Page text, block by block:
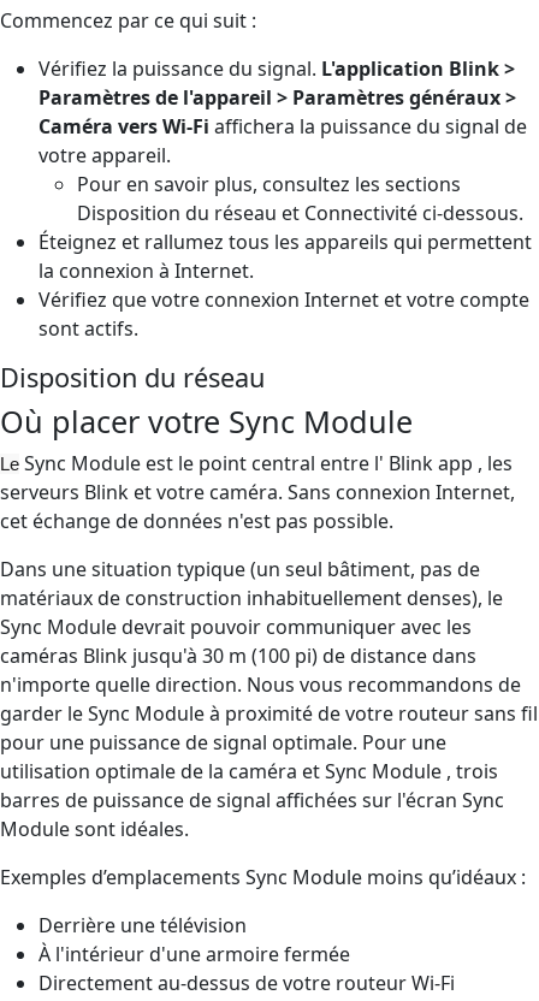
Commencez par ce qui suit :
Vérifiez la puissance du signal. L'application Blink >
Paramètres de l'appareil > Paramètres généraux >
Caméra vers Wi-Fi affichera la puissance du signal de
votre appareil.
Pour en savoir plus, consultez les sections
Disposition du réseau et Connectivité ci-dessous.
Éteignez et rallumez tous les appareils qui permettent
la connexion à Internet.
Vérifiez que votre connexion Internet et votre compte
sont actifs.
Disposition du réseau
Où placer votre Sync Module
Le Sync Module est le point central entre l' Blink app , les
serveurs Blink et votre caméra. Sans connexion Internet,
cet échange de données n'est pas possible.
Dans une situation typique (un seul bâtiment, pas de
matériaux de construction inhabituellement denses), le
Sync Module devrait pouvoir communiquer avec les
caméras Blink jusqu'à 30 m (100 pi) de distance dans
n'importe quelle direction. Nous vous recommandons de
garder le Sync Module à proximité de votre routeur sans fil
pour une puissance de signal optimale. Pour une
utilisation optimale de la caméra et Sync Module , trois
barres de puissance de signal affichées sur l'écran Sync
Module sont idéales.
Exemples d’emplacements Sync Module moins qu’idéaux :
Derrière une télévision
À l'intérieur d'une armoire fermée
Directement au-dessus de votre routeur Wi-Fi